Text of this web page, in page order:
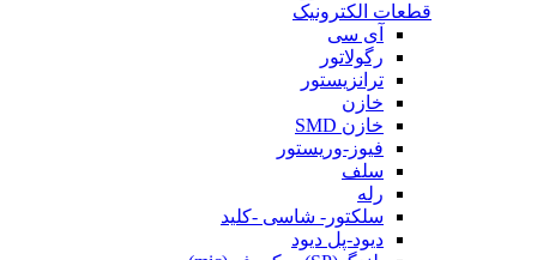
قطعات الکترونیک
آی سی
رگولاتور
ترانزیستور
خازن
خازن SMD
فیوز-وریستور
سلف
رله
سلکتور- شاسی -کلید
دیود-پل دیود